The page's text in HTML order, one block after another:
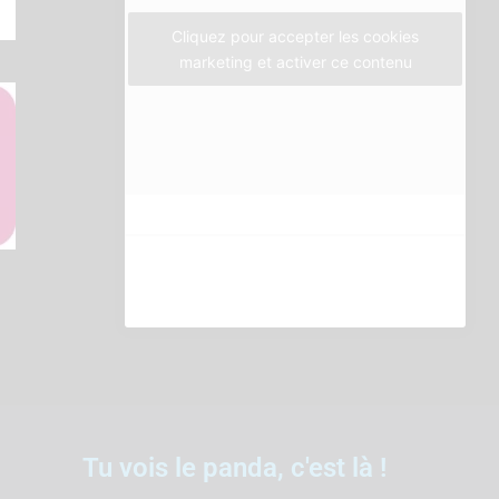
m
Cliquez pour accepter les cookies
marketing et activer ce contenu
Tu vois le panda, c'est là !